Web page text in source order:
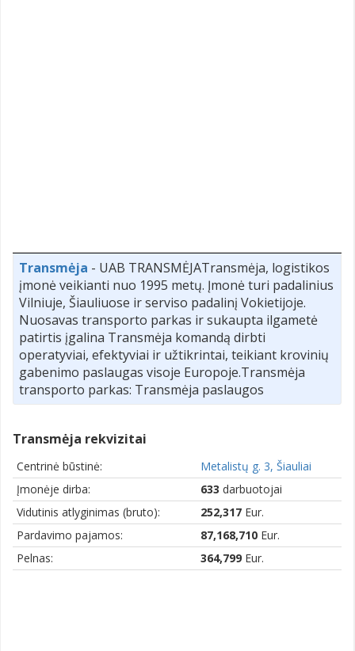
Transmėja - UAB TRANSMĖJATransmėja, logistikos
įmonė veikianti nuo 1995 metų. Įmonė turi padalinius
Vilniuje, Šiauliuose ir serviso padalinį Vokietijoje.
Nuosavas transporto parkas ir sukaupta ilgametė
patirtis įgalina Transmėja komandą dirbti
operatyviai, efektyviai ir užtikrintai, teikiant krovinių
gabenimo paslaugas visoje Europoje.Transmėja
transporto parkas: Transmėja paslaugos
Transmėja rekvizitai
Centrinė būstinė:
Metalistų g. 3, Šiauliai
Įmonėje dirba:
633 darbuotojai
Vidutinis atlyginimas (bruto):
252,317 Eur.
Pardavimo pajamos:
87,168,710 Eur.
Pelnas:
364,799 Eur.